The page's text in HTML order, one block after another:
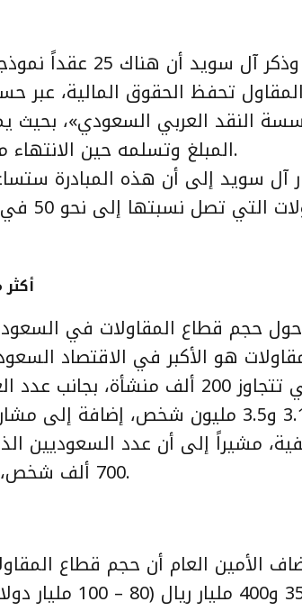
وذكر آل سويد
تحفظ الحقوق المالية،
النقد العربي السعودي»، بحيث
المبلغ وتسلمه حين الانتهاء من المشروع، حسب الدفعة ومتطلباتها.
آل سويد إلى أن هذه المبادرة
أكثر من 200 ألف منشأة في
حجم قطاع المقاولات في
هو الأكبر في الاقتصاد
التي تتجاوز 200 ألف منشأة،
بين 3.1 و3.5 مليون شخص، إضافة
مشيراً إلى أن عدد السعوديين
700 ألف شخص، وهو أكبر قطاع للموظفين السعوديين.
الأمين العام أن حجم قطاع
350 و400